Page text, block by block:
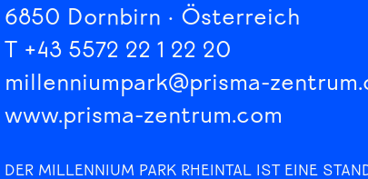
6850 Dornbirn · Österreich
T +43 5572 22 1 22 20
millenniumpark@prisma-
www.prisma-zentrum.com
DER MILLENNIUM PARK RHEINTAL IST EINE